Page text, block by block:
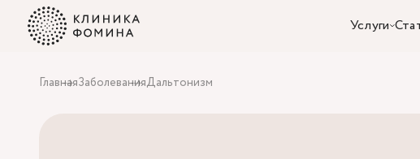
Услуги
ГлавнаяЗаболеванияДальтонизм